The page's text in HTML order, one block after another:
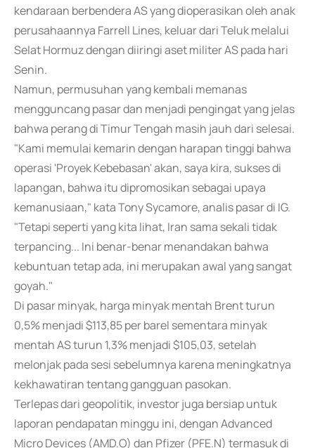
kendaraan berbendera AS yang dioperasikan oleh anak
perusahaannya Farrell Lines, keluar dari Teluk melalui
Selat Hormuz dengan diiringi aset militer AS pada hari
Senin.
Namun, permusuhan yang kembali memanas
mengguncang pasar dan menjadi pengingat yang jelas
bahwa perang di Timur Tengah masih jauh dari selesai.
"Kami memulai kemarin dengan harapan tinggi bahwa
operasi 'Proyek Kebebasan' akan, saya kira, sukses di
lapangan, bahwa itu dipromosikan sebagai upaya
kemanusiaan," kata Tony Sycamore, analis pasar di IG.
"Tetapi seperti yang kita lihat, Iran sama sekali tidak
terpancing... Ini benar-benar menandakan bahwa
kebuntuan tetap ada, ini merupakan awal yang sangat
goyah."
Di pasar minyak, harga minyak mentah Brent turun
0,5% menjadi $113,85 per barel sementara minyak
mentah AS turun 1,3% menjadi $105,03, setelah
melonjak pada sesi sebelumnya karena meningkatnya
kekhawatiran tentang gangguan pasokan.
Terlepas dari geopolitik, investor juga bersiap untuk
laporan pendapatan minggu ini, dengan Advanced
Micro Devices (AMD.O) dan Pfizer (PFE.N) termasuk di